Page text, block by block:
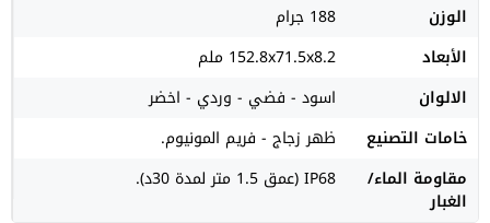
الوزن
188 جرام
الأبعاد
152.8x71.5x8.2 ملم
الالوان
اسود - فضي - وردي - اخضر
خامات التصنيع
ظهر زجاج - فريم المونيوم.
مقاومة الماء/
الغبار
IP68 (عمق 1.5 متر لمدة 30د).